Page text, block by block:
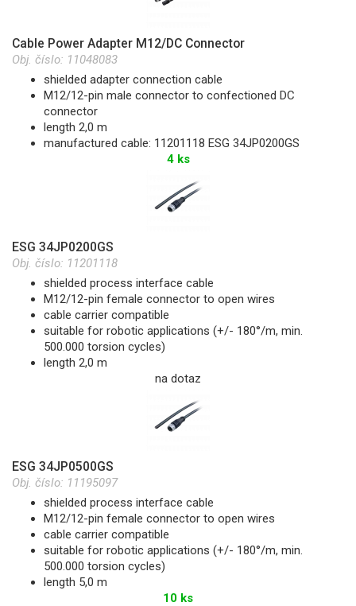
Cable Power Adapter M12/DC Connector
Obj. číslo: 11048083
shielded adapter connection cable
M12/12-pin male connector to confectioned DC
connector
length 2,0 m
manufactured cable: 11201118 ESG 34JP0200GS
4 ks
ESG 34JP0200GS
Obj. číslo: 11201118
shielded process interface cable
M12/12-pin female connector to open wires
cable carrier compatible
suitable for robotic applications (+/- 180°/m, min.
500.000 torsion cycles)
length 2,0 m
na dotaz
ESG 34JP0500GS
Obj. číslo: 11195097
shielded process interface cable
M12/12-pin female connector to open wires
cable carrier compatible
suitable for robotic applications (+/- 180°/m, min.
500.000 torsion cycles)
length 5,0 m
10 ks